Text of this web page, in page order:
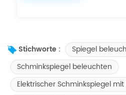
Stichworte :
Spiegel
Schminkspiegel beleuchten
Elektrischer Schminkspiegel